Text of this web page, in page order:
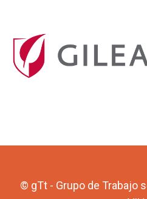
© gTt - Grupo de Trabajo